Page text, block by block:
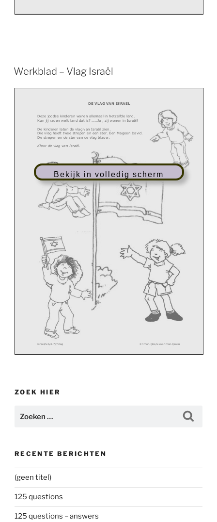
Werkblad – Vlag Israël
Bekijk in volledig scherm
Israel/wb/4 7jr/vlag © rimon ljloc/www.rimon ljloc.nl
DE VLAG VAN ISRAEL
Deze joodse kinderen wonen allemaal in hetzelfde land.
Kun jij raden welk land dat is?
Ja
, zij wonen in Israël!
De kinderen laten de vlag van Israël zien.
Die vlag heeft twee strepen en een ster. Een Mageen David.
De strepen en de ster van de vlag blauw.
Kleur de vlag van Israël
ZOEK HIER
RECENTE BERICHTEN
(geen titel)
125 questions
125 questions – answers